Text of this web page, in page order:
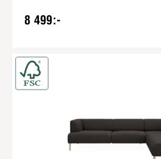
8 499:-